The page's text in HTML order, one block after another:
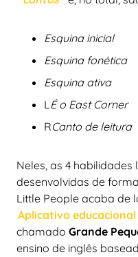
Esquina inicial
Esquina fonética
Esquina ativa
LÉ o East Corner
RCanto de leitura
Neles, as 4
desenvolvidas de
Little People acaba de
Aplicativo
chamado Grande
ensino de inglês